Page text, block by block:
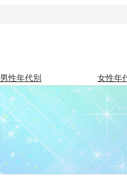
男性年代別 女性年